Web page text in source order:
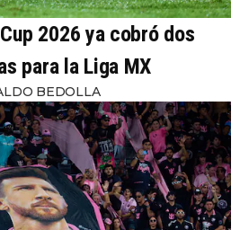
2026 ya cobró dos
para la Liga MX
BEDOLLA